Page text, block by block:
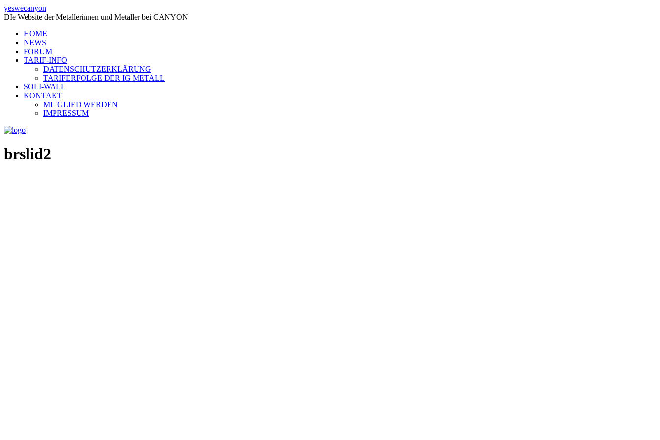
yeswecanyon
DIe Website der Metallerinnen und Metaller bei CANYON
HOME
NEWS
FORUM
TARIF-INFO
DATENSCHUTZERKLÄRUNG
TARIFERFOLGE DER IG METALL
SOLI-WALL
KONTAKT
MITGLIED WERDEN
IMPRESSUM
brslid2